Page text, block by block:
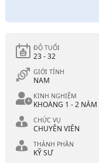
ĐỘ TUỔI
23 - 32
GIỚI TÍNH
NAM
KINH NGHIỆM
KHOẢNG 1 - 2 NĂM
CHỨC VỤ
CHUYÊN VIÊN
THÀNH PHẦN
KỸ SƯ